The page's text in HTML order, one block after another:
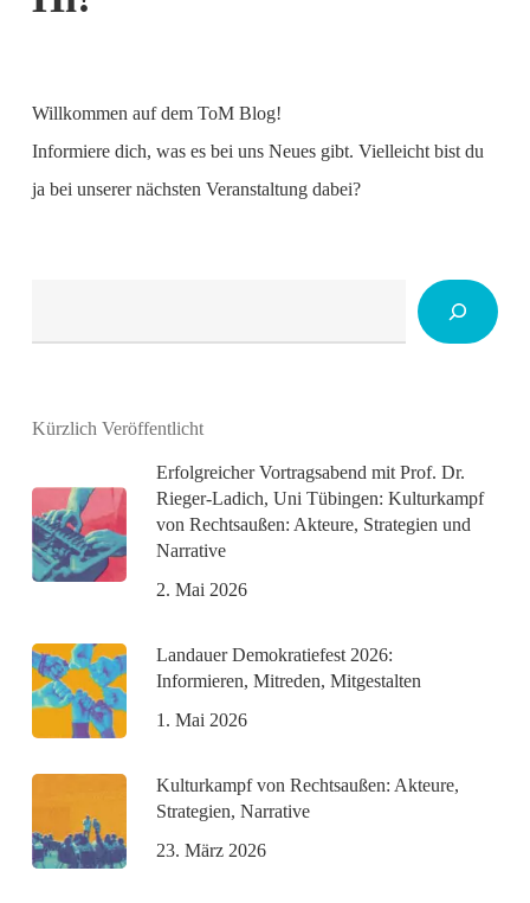
Willkommen auf dem ToM Blog!
Informiere dich, was es bei uns Neues gibt. Vielleicht bist du
ja bei unserer nächsten Veranstaltung dabei?
Kürzlich Veröffentlicht
Erfolgreicher Vortragsabend mit Prof. Dr.
Rieger-Ladich, Uni Tübingen: Kulturkampf
von Rechtsaußen: Akteure, Strategien und
Narrative
2. Mai 2026
Landauer Demokratiefest 2026:
Informieren, Mitreden, Mitgestalten
1. Mai 2026
Kulturkampf von Rechtsaußen: Akteure,
Strategien, Narrative
23. März 2026